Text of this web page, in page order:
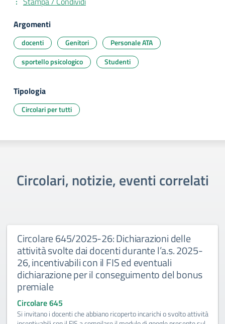
Argomenti
docenti Genitori
Personale ATA
sportello psicologico
Studenti
Tipologia
Circolari per tutti
Circolari, notizie, eventi correlati
Circolare 645/2025-26: Dichiarazioni delle
attività svolte dai docenti durante l’a.s. 2025-
26, incentivabili con il FIS ed eventuali
dichiarazione per il conseguimento del bonus
premiale
Circolare 645
Si invitano i docenti che abbiano ricoperto incarichi o svolto attività